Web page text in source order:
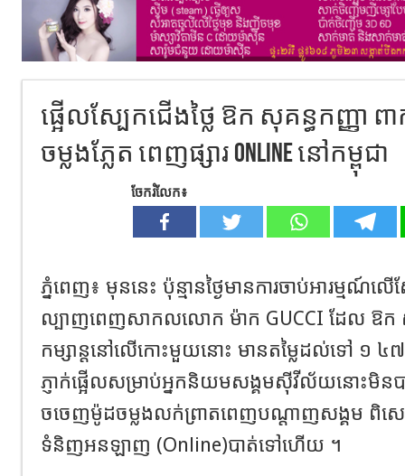
ផ្អើលស្បែកជើងថ្លៃ ឱក សុគន្ធកញ្ញា
ចម្លងភ្លែត ពេញផ្សារ Online នៅកម្ពុជា
ចែករំលែក៖
ភ្នំពេញ៖ មុននេះ ប៉ុន្មានថ្ងៃមានការចាប់អារម្មណ៍ល
ល្បាញពេញសាកលលោក ម៉ាក GUCCI ដែល ឱក សុ
កម្សាន្តនៅលើកោះមួយនោះ មានតម្លៃដល់ទៅ ១ ៤៧
ភ្ញាក់ផ្អើលសម្រាប់អ្នកនិយមសង្គមស៊ីវីល័យនោះមិនប
ចចេញម៉ូដចម្លងលក់ព្រាតពេញបណ្តាញសង្គម ពិ
ទំនិញអនឡាញ (Online)បាត់ទៅហើយ ។